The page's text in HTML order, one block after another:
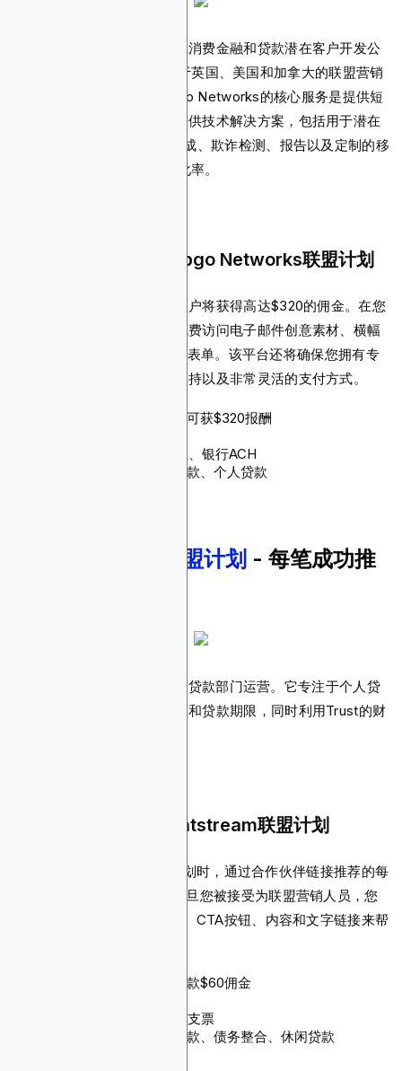
这是一家总部位于英国的在线消费金融和贷款潜在客户开发公
司。Stopgo Networks专注于英国、美国和加拿大的联盟营销
和金融科技解决方案。Stopgo Networks的核心服务是提供短
期、分期和个人贷款。它还提供技术解决方案，包括用于潜在
客户分发的专有表单、API集成、欺诈检测、报告以及定制的移
动优先iFrame表单以优化转化率。
为什么您应该推广Stopgo Networks联盟计划
您为该平台带来的每个潜在客户将获得高达$320的佣金。在您
的联盟营销旅程中，您可以免费访问电子邮件创意素材、横幅
广告、网站模板和JavaScript表单。该平台还将确保您拥有专
门的客户经理、专业的营销支持以及非常灵活的支付方式。
佣金：每个潜在客户最高可获$320报酬
支付方式：PayPal、电汇、银行ACH
产品：短期贷款、分期贷款、个人贷款
Lightstream联盟计划 - 每笔成功推
该平台作为Trust Bank的在线贷款部门运营。它专注于个人贷
款，为借款人提供灵活的金额和贷款期限，同时利用Trust的财
为什么您应该推广Lightstream联盟计划
当您加入Lightstream联盟计划时，通过合作伙伴链接推荐的每
笔成功贷款可以赚取$60。一旦您被接受为联盟营销人员，您
将可以访问100多个横幅广告、CTA按钮、内容和文字链接来帮
佣金：每笔成功推荐的贷款$60佣金
支付方式：ACH、电汇、支票
产品：家居装修和汽车贷款、债务整合、休闲贷款